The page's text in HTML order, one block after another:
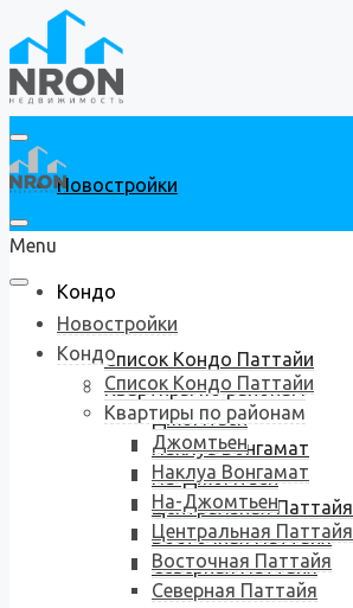
Новостройки
Кондо
Список Кондо Паттайи
Квартиры по районам
Джомтьен
Наклуа Вонгамат
На-Джомтьен
Центральная Паттайя
Восточная Паттайя
Северная Паттайя
Menu
Новостройки
Кондо
Список Кондо Паттайи
Квартиры по районам
Джомтьен
Наклуа Вонгамат
На-Джомтьен
Центральная Паттайя
Восточная Паттайя
Северная Паттайя